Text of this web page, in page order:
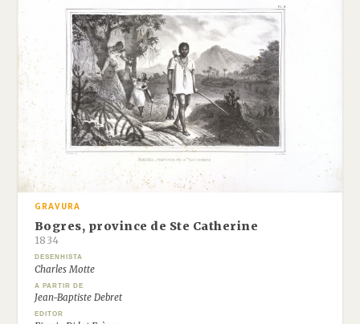
GRAVURA
Bogres, province de Ste Catherine
1834
DESENHISTA
Charles Motte
A PARTIR DE
Jean-Baptiste Debret
EDITOR